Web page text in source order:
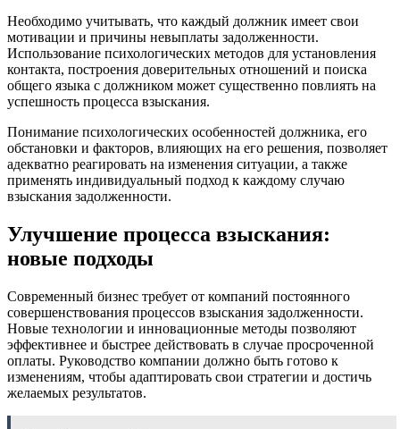
Необходимо учитывать, что каждый должник имеет свои
мотивации и причины невыплаты задолженности.
Использование психологических методов для установления
контакта, построения доверительных отношений и поиска
общего языка с должником может существенно повлиять на
успешность процесса взыскания.
Понимание психологических особенностей должника, его
обстановки и факторов, влияющих на его решения, позволяет
адекватно реагировать на изменения ситуации, а также
применять индивидуальный подход к каждому случаю
взыскания задолженности.
Улучшение процесса взыскания:
новые подходы
Современный бизнес требует от компаний постоянного
совершенствования процессов взыскания задолженности.
Новые технологии и инновационные методы позволяют
эффективнее и быстрее действовать в случае просроченной
оплаты. Руководство компании должно быть готово к
изменениям, чтобы адаптировать свои стратегии и достичь
желаемых результатов.